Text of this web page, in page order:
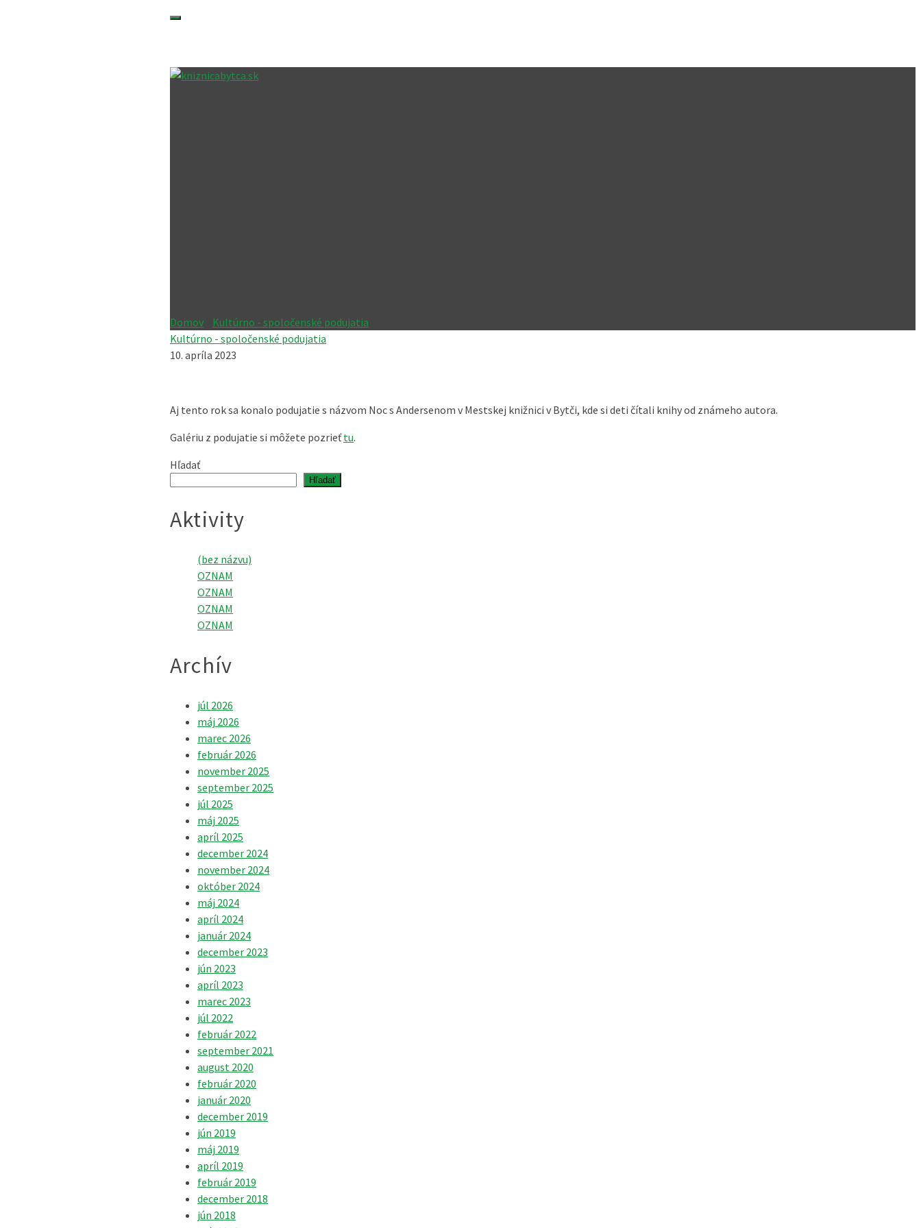
Domov Kultúrno - spoločenské podujatia
Kultúrno - spoločenské podujatia
10. apríla 2023
Aj tento rok sa konalo podujatie s názvom Noc s Andersenom v Mestskej knižnici v Bytči, kde si deti čítali knihy od známeho autora.
Galériu z podujatie si môžete pozrieť tu.
Hľadať
Hľadať
Aktivity
(bez názvu)
OZNAM
OZNAM
OZNAM
OZNAM
Archív
júl 2026
máj 2026
marec 2026
február 2026
november 2025
september 2025
júl 2025
máj 2025
apríl 2025
december 2024
november 2024
október 2024
máj 2024
apríl 2024
január 2024
december 2023
jún 2023
apríl 2023
marec 2023
júl 2022
február 2022
september 2021
august 2020
február 2020
január 2020
december 2019
jún 2019
máj 2019
apríl 2019
február 2019
december 2018
jún 2018